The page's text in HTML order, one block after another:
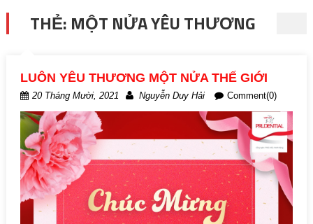
THẺ: MỘT NỬA YÊU THƯƠNG
LUÔN YÊU THƯƠNG MỘT NỬA THẾ GIỚI
20 Tháng Mười, 2021 Nguyễn Duy Hải Comment(0)